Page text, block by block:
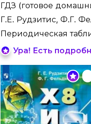
ГДЗ (готовое
Г.Е. Рудзитис, Ф.Г.
Периодическая
Ура! Есть